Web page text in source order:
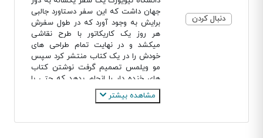
دنبال کردن
جهان داشت که این سفر دستاورد جالبی
برایش به وجود آورد که در طول سفرش
هر روز یک کاریکاتور با طرح نقاشی
میکشد و در نهایت تمام طراحی های
خودش را در یک کتاب منتشر کرد سپس
مو ویلمس تصمیم گرفت نوشتن کتاب
های خنده دار را انجام بدهد که حتی با
ادب ترین افراد با شنیدن یک داستان
خنده دار بخندند که او موجه میشود
مو ویلمس در طول زندگی خودش فعالیت
مشاهده بیشتر